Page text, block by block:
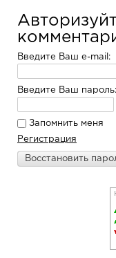
Введите Ваш e-mail:
Введите Ваш пароль:
Запомнить меня
Регистрация
Восстановить